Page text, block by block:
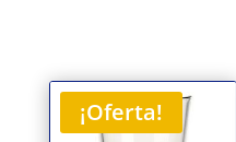
¡Oferta!